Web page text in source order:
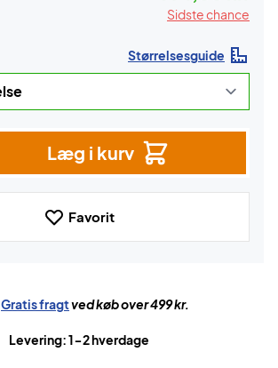
Sidste chance
Størrelsesguide
Læg i kurv
Favorit
Gratis fragtved køb over 499 kr.
Levering: 1-2 hverdage